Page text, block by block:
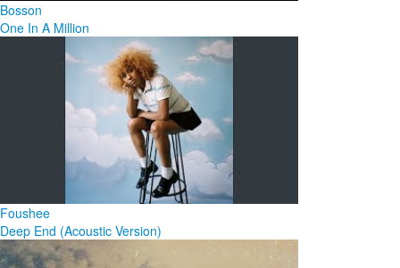
Bosson
One In A Million
Foushee
Deep End (Acoustic Version)